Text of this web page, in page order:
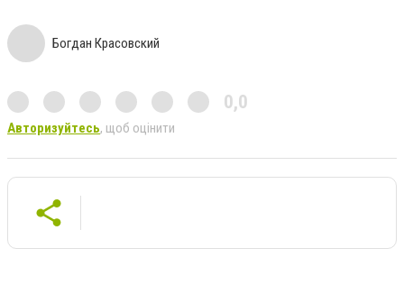
Богдан Красовский
0,0
Авторизуйтесь, щоб оцінити